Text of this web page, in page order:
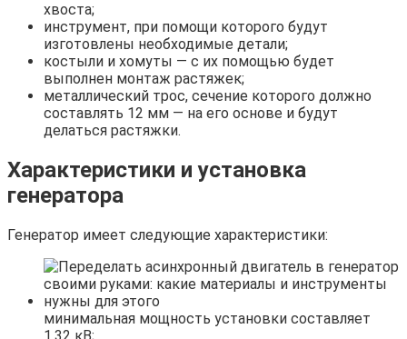
хвоста;
инструмент, при помощи которого будут
изготовлены необходимые детали;
костыли и хомуты — с их помощью будет
выполнен монтаж растяжек;
металлический трос, сечение которого должно
составлять 12 мм — на его основе и будут
делаться растяжки.
Характеристики и установка
генератора
Генератор имеет следующие характеристики:
минимальная мощность установки составляет